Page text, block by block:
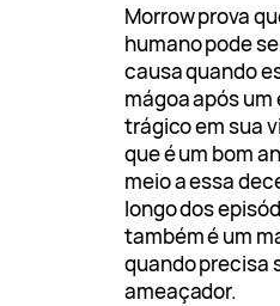
Morrow prova
humano pode
causa quando
mágoa após
trágico em sua
que é um bom
meio a essa
longo dos
também é um
quando precisa
ameaçador.